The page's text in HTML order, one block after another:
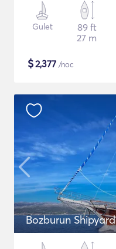
Gulet
89 ft
27 m
$2,377 /noc
Bozburun Shipyard